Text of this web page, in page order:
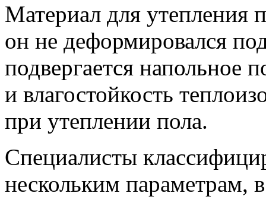
Материал для утепления
он не деформировался
подвергается напольное
и влагостойкость
при утеплении пола.
Специалисты
нескольким параметрам,